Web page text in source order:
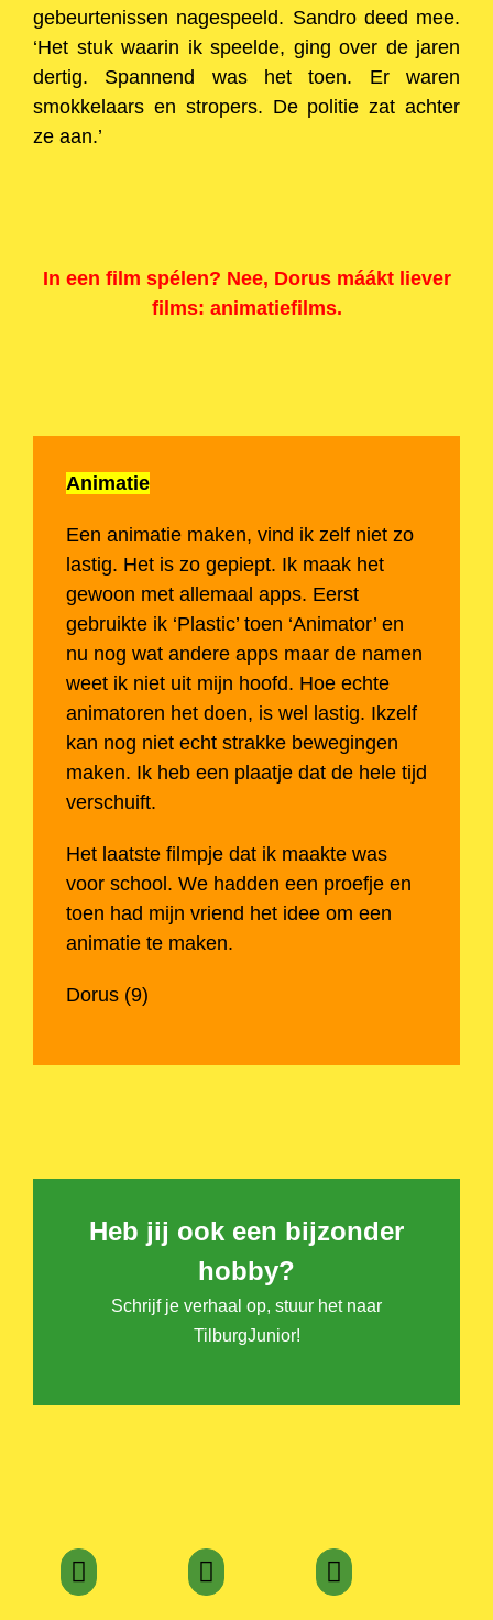
gebeurtenissen nagespeeld. Sandro deed mee.
‘Het stuk waarin ik speelde, ging over de jaren
dertig. Spannend was het toen. Er waren
smokkelaars en stropers. De politie zat achter
ze aan.’
In een film spélen? Nee, Dorus máákt liever
films: animatiefilms.
Animatie
Een animatie maken, vind ik zelf niet zo
lastig. Het is zo gepiept. Ik maak het
gewoon met allemaal apps. Eerst
gebruikte ik ‘Plastic’ toen ‘Animator’ en
nu nog wat andere apps maar de namen
weet ik niet uit mijn hoofd. Hoe echte
animatoren het doen, is wel lastig. Ikzelf
kan nog niet echt strakke bewegingen
maken. Ik heb een plaatje dat de hele tijd
verschuift.
Het laatste filmpje dat ik maakte was
voor school. We hadden een proefje en
toen had mijn vriend het idee om een
animatie te maken.
Dorus (9)
Heb jij ook een bijzonder
hobby?
Schrijf je verhaal op, stuur het naar
TilburgJunior!